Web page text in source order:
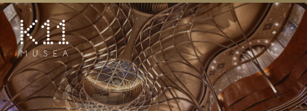
EN 简
藝術及文化
店鋪